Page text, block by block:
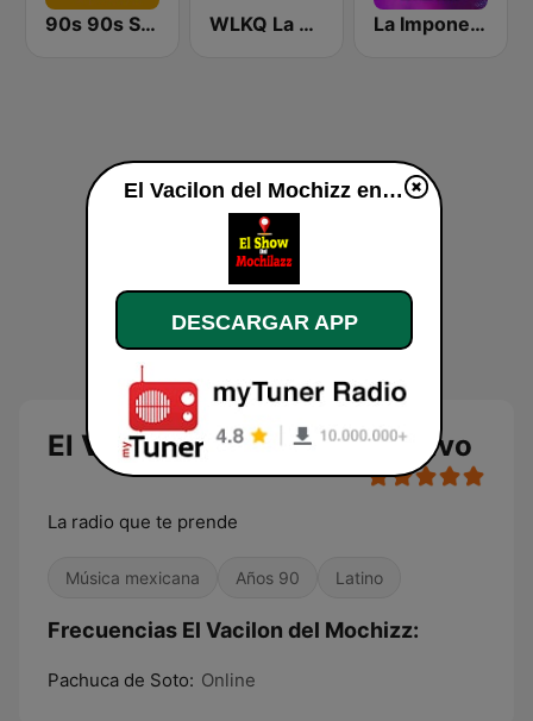
90s 90s Sommerhits WLKQ La Raza 102.3 La Imponente Radio
El Vacilon del Mochizz en vivo
La radio que te prende
Música mexicana Años 90 Latino
Frecuencias El Vacilon del Mochizz:
Pachuca de Soto: Online
El Vacilon del Mochizz en vivo
DESCARGAR APP